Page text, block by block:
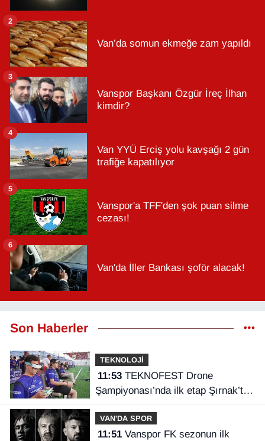
Van’da somun ekmeğe zam yapıldı
2
Vanspor Başkanı Özgür İreç İlhan
kimdir?
3
Van YYÜ Erciş yolu kavşağı 2 gün
trafiğe kapatılıyor
4
Vanspor'a TFF'den şok puan silme
cezası!
5
Van'da İller Bankası şoför alacak!
6
Son Haberler
TEKNOLOJİ
11:53TEKNOFEST Drone
Şampiyonası’nda ilk etap Şırnak’ta
başladı
VAN'DA SPOR
11:51Vanspor FK sezonun ilk